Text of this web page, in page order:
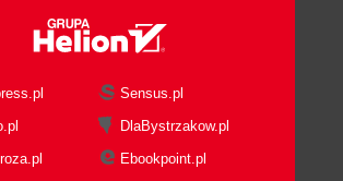
Sensus.pl
DlaBystrzakow.pl
Ebookpoint.pl